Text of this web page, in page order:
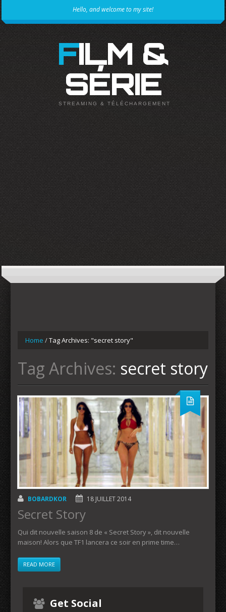
Hello, and welcome to my site!
FILM &
SÉRIE
STREAMING & TÉLÉCHARGEMENT
Home /Tag Archives: "secret story"
Tag Archives: secret story
BOBARDKOR 18 JUILLET 2014
Secret Story
Qui dit nouvelle saison 8 de « Secret Story », dit nouvelle
maison! Alors que TF1 lancera ce soir en prime time…
READ MORE
Get Social